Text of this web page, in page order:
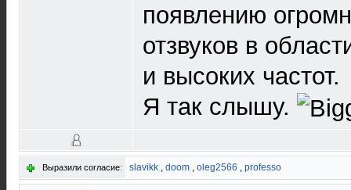
появлению
отзвуков в
и высоких частот.
Я так слышу.
Выразили согласие: slavikk , doom , oleg2566 , professo